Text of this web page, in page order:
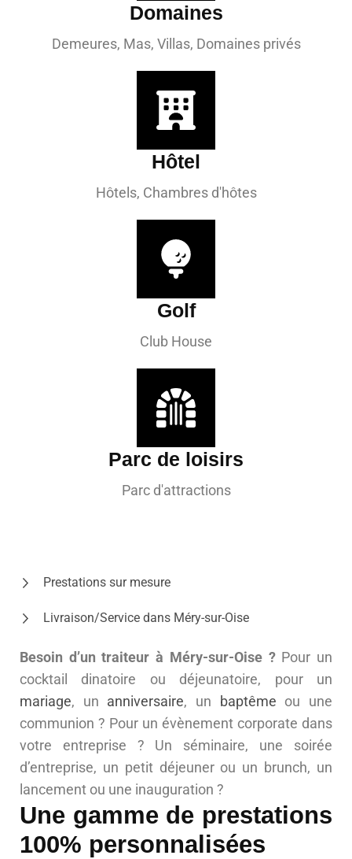
Domaines
Demeures, Mas, Villas, Domaines privés
Hôtel
Hôtels, Chambres d'hôtes
Golf
Club House
Parc de loisirs
Parc d'attractions
Prestations sur mesure
Livraison/Service dans Méry-sur-Oise
Besoin d’un traiteur à Méry-sur-Oise ?Pour un
cocktail dinatoire ou déjeunatoire, pour un
mariage, un anniversaire, un baptême ou une
communion ? Pour un évènement corporate dans
votre entreprise ? Un séminaire, une soirée
d’entreprise, un petit déjeuner ou un brunch, un
lancement ou une inauguration ?
Une gamme de prestations
100% personnalisées